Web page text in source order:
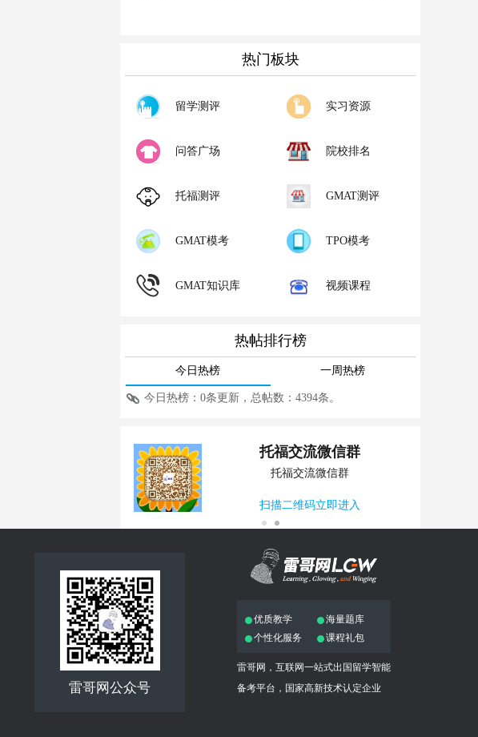
热门板块
留学测评 实习资源
问答广场 院校排名
托福测评 GMAT测评
GMAT模考 TPO模考
GMAT知识库 视频课程
热帖排行榜
今日热榜 一周热榜
今日热榜：0条更新，总帖数：4394条。
托福交流微信群
托福交流微信群
扫描二维码立即进入
雷哥网公众号
优质教学
海量题库
个性化服务
课程礼包
雷哥网，互联网一站式出国留学智能
备考平台，国家高新技术认定企业